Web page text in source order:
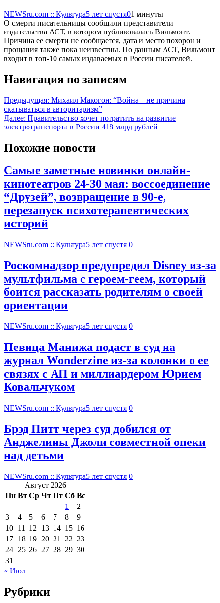
NEWSru.com :: Культура5 лет спустя01 минуты
О смерти писательницы сообщили представители
издательства АСТ, в котором публиковалась Вильмонт.
Причина ее смерти не сообщается, дата и место похорон и
прощания также пока неизвестны. По данным АСТ, Вильмонт
входит в топ-10 самых издаваемых в России писателей.
Навигация по записям
Предыдущая: Михаил Макогон: “Война – не причина
скатываться в авторитаризм”
Далее: Правительство хочет потратить на развитие
электротранспорта в России 418 млрд рублей
Похожие новости
Самые заметные новинки онлайн-
кинотеатров 24-30 мая: воссоединение
“Друзей”, возвращение в 90-е,
перезапуск психотерапевтических
историй
NEWSru.com :: Культура5 лет спустя 0
Роскомнадзор предупредил Disney из-за
мультфильма c героем-геем, который
боится рассказать родителям о своей
ориентации
NEWSru.com :: Культура5 лет спустя 0
Певица Манижа подаст в суд на
журнал Wonderzine из-за колонки о ее
связях с АП и миллиардером Юрием
Ковальчуком
NEWSru.com :: Культура5 лет спустя 0
Брэд Питт через суд добился от
Анджелины Джоли совместной опеки
над детьми
NEWSru.com :: Культура5 лет спустя 0
Август 2026
Пн Вт Ср Чт Пт Сб Вс
1
2
3
4 5 6 7 8
9
10 11 12 13 14 15 16
17 18 19 20 21 22 23
24 25 26 27 28 29 30
31
« Июл
Рубрики